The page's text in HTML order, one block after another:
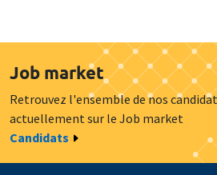
Job market
Retrouvez l'ensemble de nos
actuellement sur le Job market
Candidats